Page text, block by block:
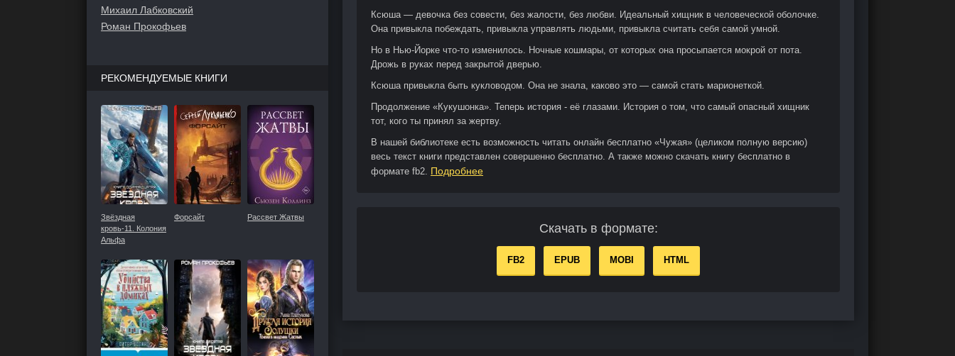
Ксюша — девочка без совести, без жалости, без любви. Идеальный хищник в человеческой оболочке.
Она привыкла побеждать, привыкла управлять людьми, привыкла считать себя самой умной.
Но в Нью-Йорке что-то изменилось. Ночные кошмары, от которых она просыпается мокрой от пота.
Дрожь в руках перед закрытой дверью.
Ксюша привыкла быть кукловодом. Она не знала, каково это — самой стать марионеткой.
Продолжение «Кукушонка». Теперь история - её глазами. История о том, что самый опасный хищник
тот, кого ты принял за жертву.
В нашей библиотеке есть возможность читать онлайн бесплатно «Чужая» (целиком полную версию)
весь текст книги представлен совершенно бесплатно. А также можно скачать книгу бесплатно в
формате fb2. Подробнее
Скачать в формате:
FB2 EPUB MOBI HTML
Михаил Лабковский
Роман Прокофьев
РЕКОМЕНДУЕМЫЕ КНИГИ
Звёздная
кровь-11. Колония
Альфа
Форсайт Рассвет Жатвы